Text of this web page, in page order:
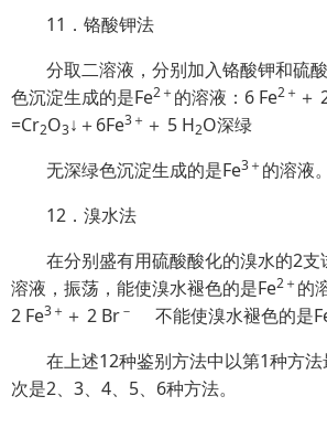
11．铬酸钾法
分取二溶液，分别加入铬酸钾和硫
色沉淀生成的是Fe2＋ 的溶液：6 Fe2＋ ＋
=Cr2O3↓＋6Fe3＋ ＋ 5 H2O深绿
无深绿色沉淀生成的是Fe3＋ 的溶液。
12．溴水法
在分别盛有用硫酸酸化的溴水的2
溶液，振荡，能使溴水褪色的是Fe2＋ 的
2 Fe3＋ ＋ 2 Br－ 不能使溴水褪色的是
在上述12种鉴别方法中以第1种方
次是2、3、4、5、6种方法。